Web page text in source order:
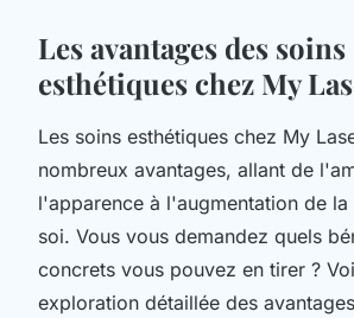
Les avantages des soins
esthétiques chez My
Les soins esthétiques chez My
nombreux avantages, allant de
l'apparence à l'augmentation de
soi. Vous vous demandez quels
concrets vous pouvez en tirer ?
exploration détaillée des